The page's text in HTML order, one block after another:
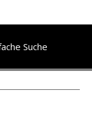
Suche